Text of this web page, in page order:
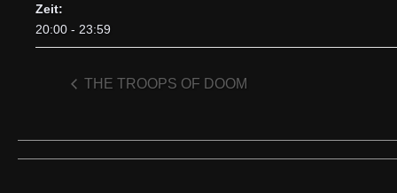
Zeit:
20:00 - 23:59
THE TROOPS OF DOOM